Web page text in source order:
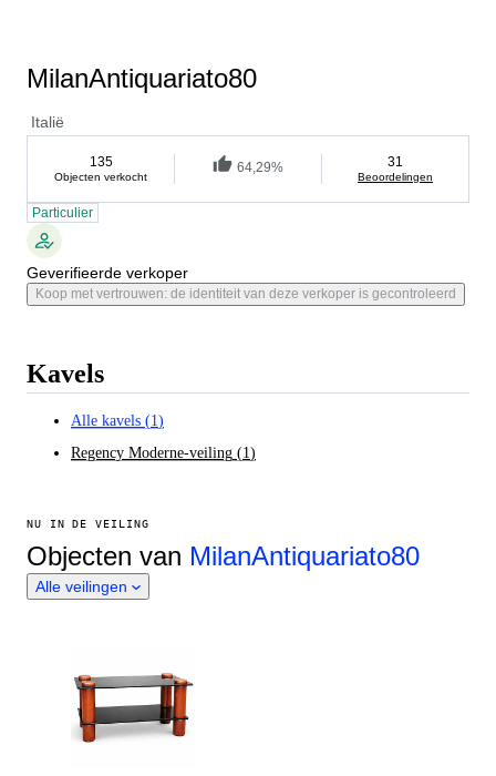
MilanAntiquariato80
Italië
135
Objecten verkocht
64,29% 31
Beoordelingen
Particulier
Geverifieerde verkoper
Koop met vertrouwen: de identiteit van deze verkoper is gecontroleerd
Kavels
Alle kavels (1)
Regency Moderne-veiling (1)
NU IN DE VEILING
Objecten van MilanAntiquariato80
Alle veilingen